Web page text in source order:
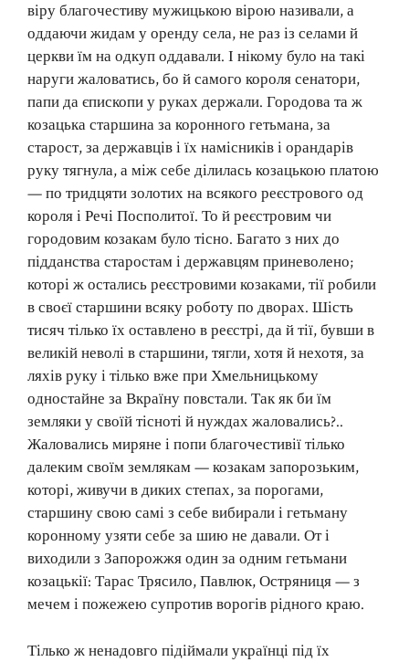
віру благочестиву мужицькою вірою називали, а
оддаючи жидам у оренду села, не раз із селами й
церкви їм на одкуп оддавали. І нікому було на такі
наруги жаловатись, бо й самого короля сенатори,
папи да єпископи у руках держали. Городова та ж
козацька старшина за коронного гетьмана, за
старост, за державців і їх намісників і орандарів
руку тягнула, а між себе ділилась козацькою платою
— по тридцяти золотих на всякого реєстрового од
короля і Речі Посполитої. То й реєстровим чи
городовим козакам було тісно. Багато з них до
підданства старостам і державцям приневолено;
которі ж остались реєстровими козаками, тії робили
в своєї старшини всяку роботу по дворах. Шість
тисяч тілько їх оставлено в реєстрі, да й тії, бувши в
великій неволі в старшини, тягли, хотя й нехотя, за
ляхів руку і тілько вже при Хмельницькому
одностайне за Вкраїну повстали. Так як би їм
земляки у своїй тісноті й нуждах жаловались?..
Жаловались миряне і попи благочестивії тілько
далеким своїм землякам — козакам запорозьким,
которі, живучи в диких степах, за порогами,
старшину свою самі з себе вибирали і гетьману
коронному узяти себе за шию не давали. От і
виходили з Запорожжя один за одним гетьмани
козацькії: Тарас Трясило, Павлюк, Остряниця — з
мечем і пожежею супротив ворогів рідного краю.
Тілько ж ненадовго підіймали українці під їх